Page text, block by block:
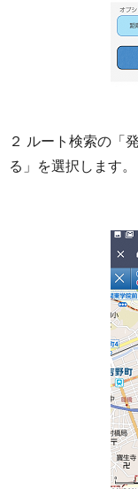
２ ルート検索の「
る」を選択します。